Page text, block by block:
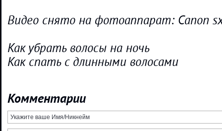
Видео снято на фотоаппарат: Canon
Как убрать волосы на ночь
Как спать с длинными волосами
Комментарии